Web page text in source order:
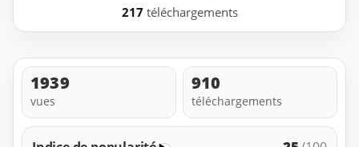
217 téléchargements
1939
vues
910
téléchargements